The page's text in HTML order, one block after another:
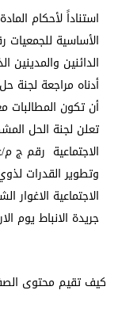
الدائنين
أدناه مراجعة لجنة
أن تكون المطالبات
تعلن لجنة الحل
وتطوير القدرات
الاجتماعية الاغوار
جريدة الانباط يوم
كيف تقيم محتوى